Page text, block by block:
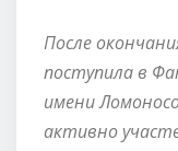
После
поступила в
имени
активно